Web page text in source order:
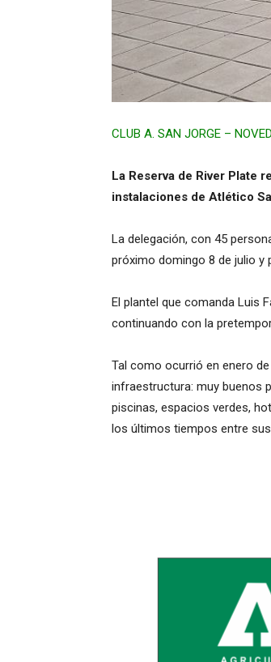
CLUB A. SAN JORGE –
La Reserva de River Plate
instalaciones de Atlético
La delegación, con 45
próximo domingo 8 de julio y
El plantel que comanda Luis
continuando con la
Tal como ocurrió en enero
infraestructura: muy buenos
piscinas, espacios verdes,
los últimos tiempos entre sus